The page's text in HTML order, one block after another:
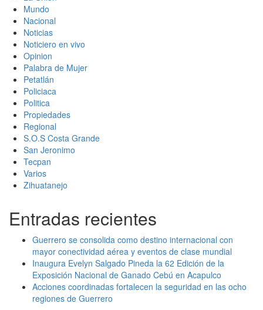
Mundo
Nacional
Noticias
Noticiero en vivo
Opinion
Palabra de Mujer
Petatlán
Policiaca
Politica
Propiedades
Regional
S.O.S Costa Grande
San Jeronimo
Tecpan
Varios
Zihuatanejo
Entradas recientes
Guerrero se consolida como destino internacional con
mayor conectividad aérea y eventos de clase mundial
Inaugura Evelyn Salgado Pineda la 62 Edición de la
Exposición Nacional de Ganado Cebú en Acapulco
Acciones coordinadas fortalecen la seguridad en las ocho
regiones de Guerrero